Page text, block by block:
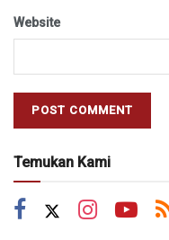
Website
Temukan Kami